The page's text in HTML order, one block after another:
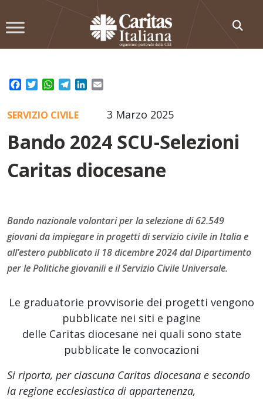
to
Facebook
TwitterWhatsApp
TelegramLinkedIn
3 Marzo 2025
SERVIZIO CIVILE
Bando 2024 SCU-Selezioni
Caritas diocesane
Bando nazionale volontari per la selezione di 62.549
giovani da impiegare in progetti di servizio civile in Italia e
all’estero pubblicato il 18 dicembre 2024 dal Dipartimento
per le Politiche giovanili e il Servizio Civile Universale.
Le graduatorie provvisorie dei progetti vengono
pubblicate nei siti e pagine
delle Caritas diocesane nei quali sono state
pubblicate le convocazioni
Si riporta, per ciascuna Caritas diocesana e secondo
la regione ecclesiastica di appartenenza,